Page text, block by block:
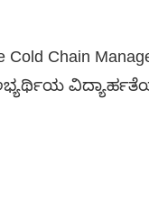
Chain
ಅಭ್ಯರ್ಥಿಯ